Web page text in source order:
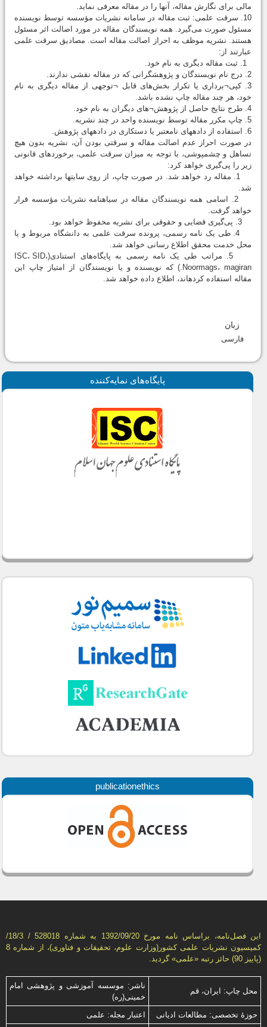
مالی برای نگارش مقاله، آنها را در مقاله معرفی نماید.
10. سرقت علمی: ثبت مقاله در سامانه نشریات مؤسسه توسط نویسنده
مسئول صورت می‌گیرد. همه نویسندگان مقاله در مورد اصالت اثر مسئول
هستند. نشریه موظف به احراز اصالت مقاله است. مصادیق سرقت علمی
عبارتند از:
2. درج نام نویسندگان و پژوهشگرانی که در مقاله نقشی ندارند.
3. کپی¬‌برداری یا تکرار بخش‌های قابل ¬توجهی از مقاله دیگری به نام
خود، هر چند مقاله چاپ نشده باشد.
4. طرح نتایج حاصل از پژوهش¬های دیگران به نام خود.
5. چاپ مکرر مقاله توسط نویسنده واحد در چند نشریه.
6. استفاده از داده‎های نامعتبر یا دستکاری در داده‎های پژوهش.
در صورت احراز عدم اصالت مقاله و سرقتی بودن آن، نشریه بدون هیچ
تساهل و چشم‎پوشی، با توجه به میزان سرقت علمی، برخوردهای قانونی
زیر را پی‌گیری خواهد كرد:
1. مقاله رد خواهد شد. در صورت چاپ، از روی سایت‎ها برداشته خواهد
شد.
2. اسامی همه نویسندگان مقاله در سیاه‎نامه نشریات مؤسسه قرار
خواهد گرفت.
4. طی یک نامه رسمی، پرونده سرقت علمی به دانشگاه مربوط و یا
محل خدمت محقق اطلاع رسانی خواهد شد.
5. مراتب طی یک نامه رسمی به پایگاه‌های استنادی(ISC، SID،‌
Noormags، magiran.) كه نویسنده و یا نویسندگان از امتیاز چاپ این
مقاله استفاده کرده‎اند، اطلاع داده خواهد شد.
زبان
فارسی
پايگاه‌های نمايه‌كننده
publicationethics
این فصل‌نامه، براساس نامه مورخ 1392/09/20 به شماره 528018 / 18/3/
كمیسیون نشریات علمی كشور(وزارت علوم، تحقیقات و فناوری)، از شماره 8
(پاییز 90) حائز رتبه «علمی» گردید.
محل چاپ: ایران، قم
ناشر: موسسه آموزشی و پژوهشی امام
خمینی(ره)
حوزۀ تخصصی: مطالعات ادیانی
اعتبار مجله: علمی